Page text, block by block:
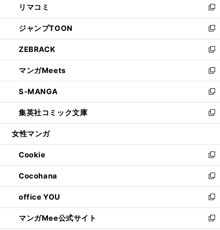
で
開
く
ド
ウ
で
開
く
ィ
ン
ド
ウ
で
開
く
い
ウ
ィ
ン
ド
ウ
で
開
く
リマコミ
新
し
い
ウ
ィ
ン
ド
ウ
で
開
く
ジャンプTOON
新
し
い
ウ
ィ
ン
ド
ウ
で
開
ZEBRACK
新
し
い
ウ
ィ
ン
ド
ウ
開
く
マンガMeets
新
し
い
ウ
ィ
ン
ウ
で
開
く
S-MANGA
新
し
い
ウ
ン
ド
ウ
で
開
く
集英社コミック文庫
新
し
ウ
ィ
ン
ド
ウ
で
開
く
女性マンガ
Cookie
新
し
い
ウ
ィ
ン
ド
Cocohana
新
し
い
ウ
ィ
office YOU
新
し
い
マンガMee公式サイト
新